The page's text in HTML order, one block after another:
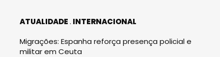
ATUALIDADE INTERNACIONAL
Migrações: Espanha reforça presença policial e
militar em Ceuta